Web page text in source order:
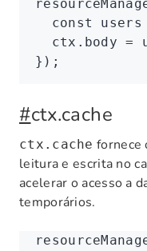
  const
users
  ctx
.body =
});
#ctx.cache
ctx.cache fornece
leitura e escrita no
acelerar o acesso a
temporários.